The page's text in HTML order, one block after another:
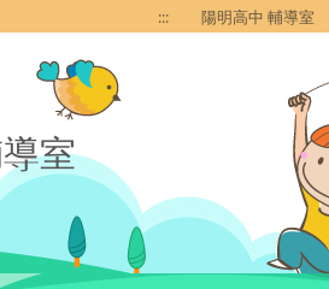
::: 陽明高中 輔導室
室